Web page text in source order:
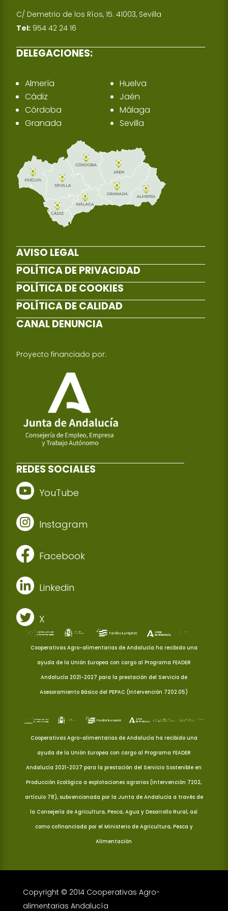
C/ Demetrio de los Ríos, 15. 41003, Sevilla
Tel: 954 42 24 16
DELEGACIONES:
Almería
Cádiz
Córdoba
Granada
Huelva
Jaén
Málaga
Sevilla
AVISO LEGAL
POLÍTICA DE PRIVACIDAD
POLÍTICA DE COOKIES
POLÍTICA DE CALIDAD
CANAL DENUNCIA
Proyecto financiado por:
REDES SOCIALES
YouTube
Instagram
Facebook
Linkedin
X
Cooperativas Agro-alimentarias de Andalucía ha recibido una
ayuda de la Unión Europea con cargo al Programa FEADER
Andalucía 2021-2027 para la prestación del Servicio de
Asesoramiento Básico del PEPAC (Intervención 7202.05)
Cooperativas Agro-alimentarias de Andalucía ha recibido una
ayuda de la Unión Europea con cargo al Programa FEADER
Andalucía 2021-2027 para la prestación del Servicio Sostenible en
Producción Ecológica a explotaciones agrarias (Intervención 7202,
artículo 78), subvencionada por la Junta de Andalucía a través de
la Consejería de Agricultura, Pesca, Agua y Desarrollo Rural, así
como cofinanciada por el Ministerio de Agricultura, Pesca y
Alimentación
Copyright © 2014 Cooperativas Agro-
alimentarias Andalucía